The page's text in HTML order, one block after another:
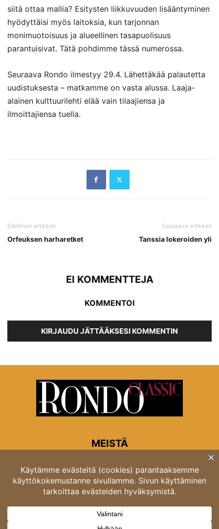
siitä ottaa mallia? Esitysten liikkuvuuden lisääntyminen
hyödyttäisi myös laitoksia, kun tarjonnan
monimuotoisuus ja alueellinen tasapuolisuus
parantuisivat. Tätä pohdimme tässä numerossa.
Seuraava Rondo ilmestyy 29.4. Lähettäkää palautetta
uudistuksesta – matkamme on vasta alussa. Laaja-
alainen kulttuurilehti elää vain tilaajiensa ja
ilmoittajiensa tuella.
Edellinen artikkeli
Orfeuksen harharetket
Seuraava artikkeli
Tanssia lokeroiden yli
EI KOMMENTTEJA
KOMMENTOI
KIRJAUDU JÄTTÄÄKSESI KOMMENTIN
MEISTÄ
Rondon toimitus
Opastinsilta 6A 00520 Helsinki
Asiakaspalvelu: puh. 03 4246 5318
asiakaspalvelu@rondo.fi
Ota meihin yhteyttä:toimitus@rondo.fi